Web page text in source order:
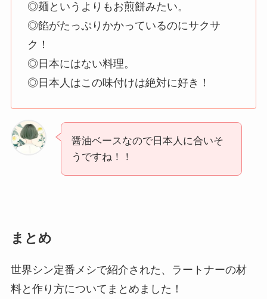
◎麺というよりもお煎餅みたい。
◎餡がたっぷりかかっているのにサクサ
ク！
◎日本にはない料理。
◎日本人はこの味付けは絶対に好き！
醤油ベースなので日本人に合いそ
うですね！！
まとめ
世界シン定番メシで紹介された、ラートナーの材
料と作り方についてまとめました！